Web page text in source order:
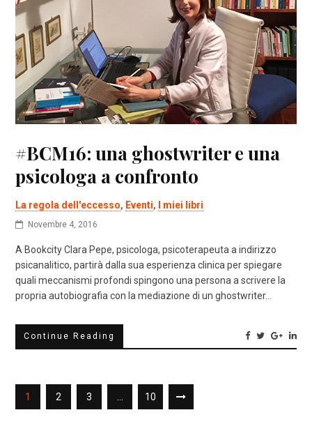
#BCM16: una ghostwriter e una
psicologa a confronto
La regola dell'eccesso, Eventi, I miei libri
Novembre 4, 2016
A Bookcity Clara Pepe, psicologa, psicoterapeuta a indirizzo
psicanalitico, partirà dalla sua esperienza clinica per spiegare
quali meccanismi profondi spingono una persona a scrivere la
propria autobiografia con la mediazione di un ghostwriter…
Continue Reading
1 2 3 10